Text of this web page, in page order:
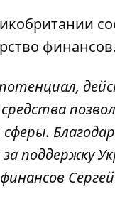
финансов.
за поддержку